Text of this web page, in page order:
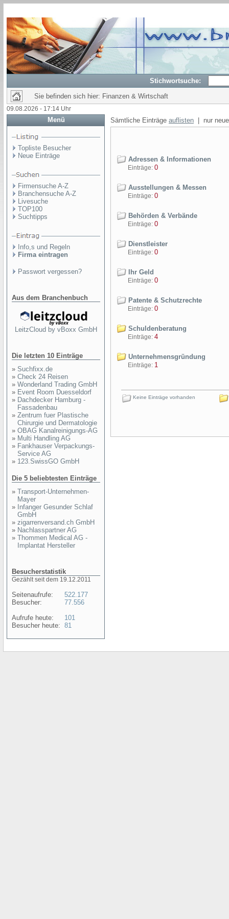
Stichwortsuche:
Sie befinden sich hier: Finanzen & Wirtschaft
09.08.2026 - 17:14 Uhr
Menü
Topliste Besucher
Neue Einträge
Firmensuche A-Z
Branchensuche A-Z
Livesuche
TOP100
Suchtipps
Info,s und Regeln
Firma eintragen
Passwort vergessen?
Aus dem Branchenbuch
LeitzCloud by vBoxx GmbH
Die letzten 10 Einträge
» Suchfixx.de
» Check 24 Reisen
» Wonderland Trading GmbH
» Event Room Duesseldorf
» Dachdecker Hamburg -
Fassadenbau
» Zentrum fuer Plastische
Chirurgie und Dermatologie
» OBAG Kanalreinigungs-AG
» Multi Handling AG
» Fankhauser Verpackungs-
Service AG
» 123.SwissGO GmbH
Die 5 beliebtesten Einträge
» Transport-Unternehmen-
Mayer
» Infanger Gesunder Schlaf
GmbH
» zigarrenversand.ch GmbH
» Nachlasspartner AG
» Thommen Medical AG -
Implantat Hersteller
Besucherstatistik
Gezählt seit dem 19.12.2011
Seitenaufrufe:
Besucher:
Aufrufe heute:
Besucher heute:
522.177
77.556
101
81
Sämtliche Einträge auflisten | nur
Adressen & Informationen
Einträge: 0
Ausstellungen & Messen
Einträge: 0
Behörden & Verbände
Einträge: 0
Dienstleister
Einträge: 0
Ihr Geld
Einträge: 0
Patente & Schutzrechte
Einträge: 0
Schuldenberatung
Einträge: 4
Unternehmensgründung
Einträge: 1
Keine Einträge vorhanden